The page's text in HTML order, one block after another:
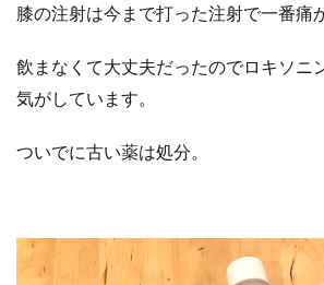
膝の注射は今まで打った注射で一番痛
飲まなくて大丈夫だったのでロキソニ
気がしています。
ついでに古い薬は処分。